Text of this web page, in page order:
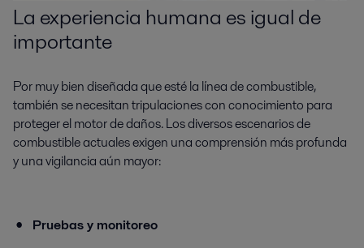
La experiencia humana es igual de
importante
Por muy bien diseñada que esté la línea de combustible,
también se necesitan tripulaciones con conocimiento para
proteger el motor de daños. Los diversos escenarios de
combustible actuales exigen una comprensión más profunda
y una vigilancia aún mayor:
Pruebas y monitoreo